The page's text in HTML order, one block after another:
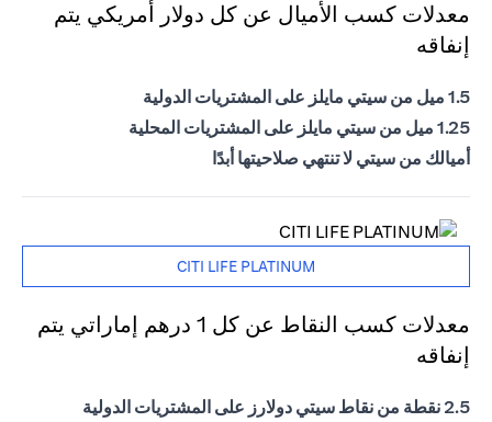
معدلات كسب الأميال عن كل دولار أمريكي يتم
إنفاقه
1.5 ميل من سيتي مايلز على المشتريات الدولية
1.25 ميل من سيتي مايلز على المشتريات المحلية
أميالك من سيتي لا تنتهي صلاحيتها أبدًا
CITI LIFE PLATINUM
معدلات كسب النقاط عن كل 1 درهم إماراتي يتم
إنفاقه
2.5 نقطة من نقاط سيتي دولارز على المشتريات الدولية